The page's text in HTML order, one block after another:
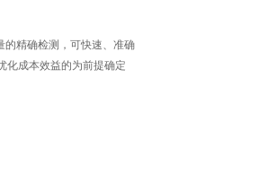
的精确检测，可快速、准确
化成本效益的为前提确定